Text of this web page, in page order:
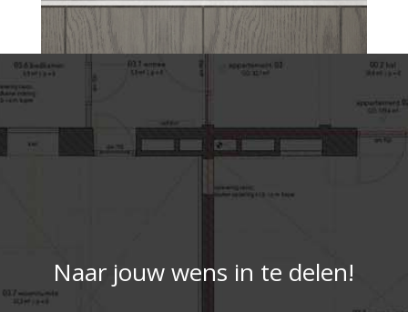
Naar jouw wens in te delen!